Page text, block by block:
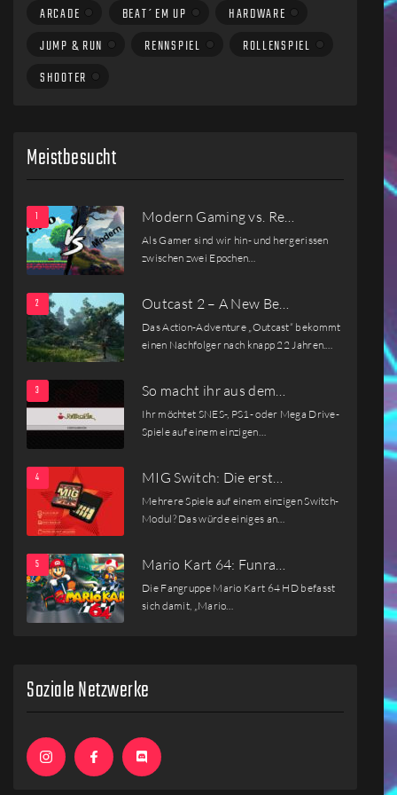
ARCADE BEAT´EM UP
HARDWARE
JUMP & RUN
RENNSPIEL
ROLLENSPIEL
SHOOTER
Meistbesucht
Modern Gaming vs. Re…
Als Gamer sind wir hin- und hergerissen
zwischen zwei Epochen…
Outcast 2 – A New Be…
Das Action-Adventure „Outcast“ bekommt
einen Nachfolger nach knapp 22 Jahren.…
So macht ihr aus dem…
Ihr möchtet SNES-, PS1- oder Mega Drive-
Spiele auf einem einzigen…
MIG Switch: Die erst…
Mehrere Spiele auf einem einzigen Switch-
Modul? Das würde einiges an…
Mario Kart 64: Funra…
Die Fangruppe Mario Kart 64 HD befasst
sich damit, „Mario…
Soziale Netzwerke